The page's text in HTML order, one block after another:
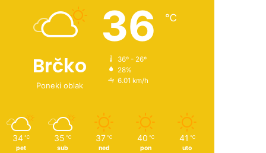
Brčko
Poneki oblak
36 ℃
36º - 26º
28%
6.01 km/h
34 ℃
pet
35 ℃
sub
37 ℃
ned
40 ℃
pon
41 ℃
uto